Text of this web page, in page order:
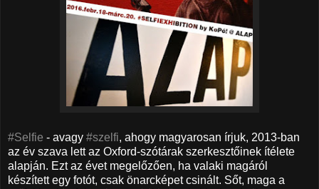
#Selfie - avagy #szelfi, ahogy magyarosan írjuk, 2013-ban
az év szava lett az Oxford-szótárak szerkesztőinek ítélete
alapján. Ezt az évet megelőzően, ha valaki magáról
készített egy fotót, csak önarcképet csinált. Sőt, maga a